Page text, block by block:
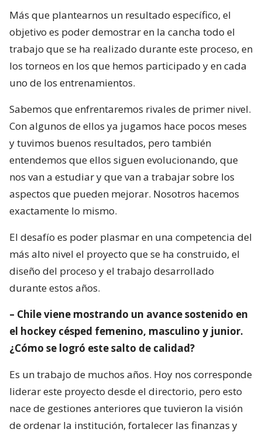
Más que plantearnos un resultado específico, el
objetivo es poder demostrar en la cancha todo el
trabajo que se ha realizado durante este proceso, en
los torneos en los que hemos participado y en cada
uno de los entrenamientos.
Sabemos que enfrentaremos rivales de primer nivel.
Con algunos de ellos ya jugamos hace pocos meses
y tuvimos buenos resultados, pero también
entendemos que ellos siguen evolucionando, que
nos van a estudiar y que van a trabajar sobre los
aspectos que pueden mejorar. Nosotros hacemos
exactamente lo mismo.
El desafío es poder plasmar en una competencia del
más alto nivel el proyecto que se ha construido, el
diseño del proceso y el trabajo desarrollado
durante estos años.
– Chile viene mostrando un avance sostenido en
el hockey césped femenino, masculino y junior.
¿Cómo se logró este salto de calidad?
Es un trabajo de muchos años. Hoy nos corresponde
liderar este proyecto desde el directorio, pero esto
nace de gestiones anteriores que tuvieron la visión
de ordenar la institución, fortalecer las finanzas y